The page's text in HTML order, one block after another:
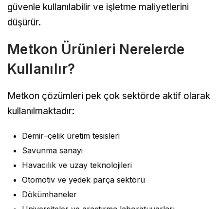
güvenle kullanılabilir ve işletme maliyetlerini
düşürür.
Metkon Ürünleri Nerelerde
Kullanılır?
Metkon çözümleri pek çok sektörde aktif olarak
kullanılmaktadır:
Demir–çelik üretim tesisleri
Savunma sanayi
Havacılık ve uzay teknolojileri
Otomotiv ve yedek parça sektörü
Dökümhaneler